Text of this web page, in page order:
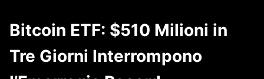
Bitcoin ETF: $510 Milioni in
Tre Giorni Interrompono